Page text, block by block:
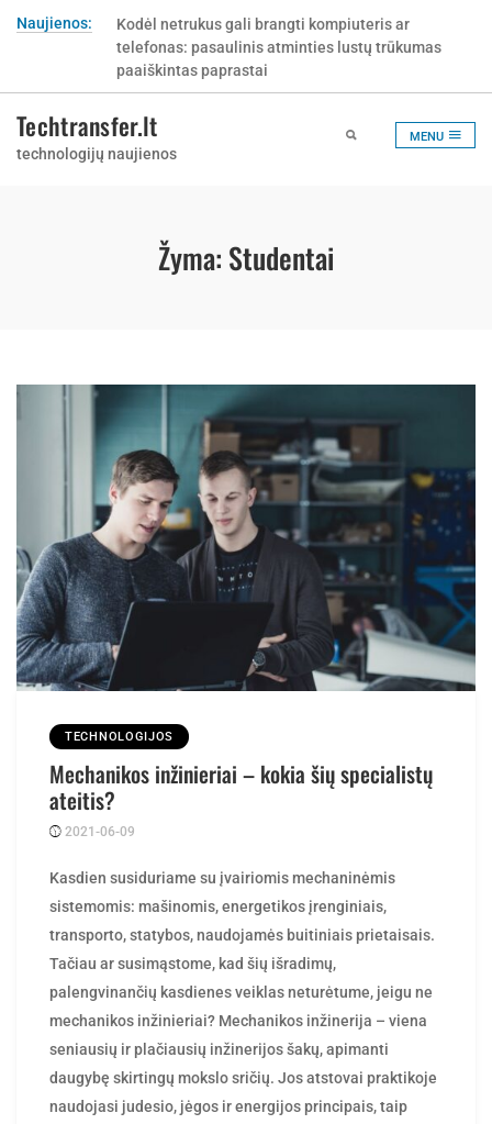
Naujienos:
Kodėl netrukus gali brangti kompiuteris ar
telefonas: pasaulinis atminties lustų trūkumas
paaiškintas paprastai
Techtransfer.lt
technologijų naujienos
MENU
Žyma: Studentai
TECHNOLOGIJOS
Mechanikos inžinieriai – kokia šių specialistų
ateitis?
2021-06-09
by
Kasdien susiduriame su įvairiomis mechaninėmis
sistemomis: mašinomis, energetikos įrenginiais,
transporto, statybos, naudojamės buitiniais prietaisais.
Tačiau ar susimąstome, kad šių išradimų,
palengvinančių kasdienes veiklas neturėtume, jeigu ne
mechanikos inžinieriai? Mechanikos inžinerija – viena
seniausių ir plačiausių inžinerijos šakų, apimanti
daugybę skirtingų mokslo sričių. Jos atstovai praktikoje
naudojasi judesio, jėgos ir energijos principais, taip